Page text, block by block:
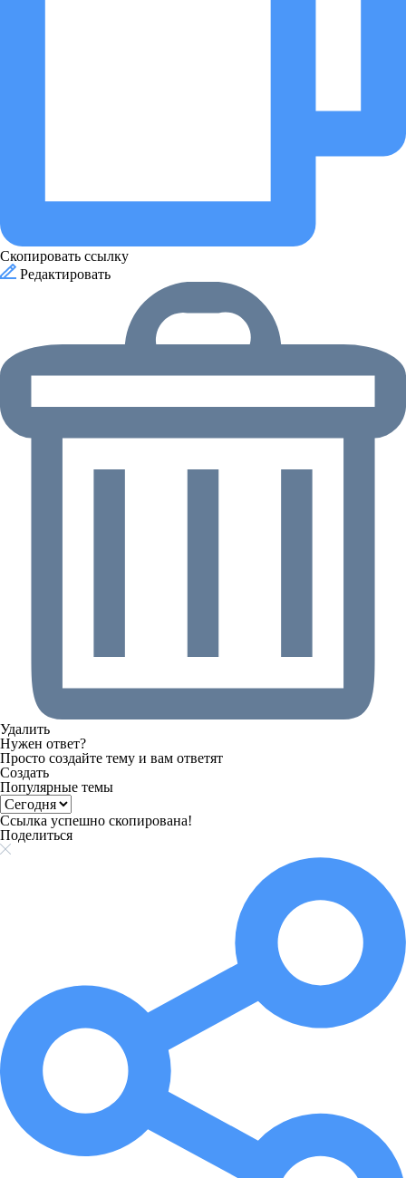
Скопировать ссылку
Редактировать
Удалить
Нужен ответ?
Просто создайте тему и вам ответят
Создать
Популярные темы
Ссылка успешно скопирована!
Поделиться